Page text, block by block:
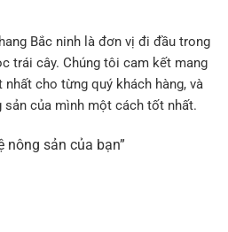
Bắc ninh là đơn vị đi đầu trong
trái cây. Chúng tôi cam kết mang
cho từng quý khách hàng, và
sản của mình một cách tốt nhất.
nông sản của bạn”